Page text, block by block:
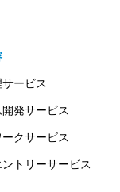
ービス
発サービス
クサービス
トリーサービス